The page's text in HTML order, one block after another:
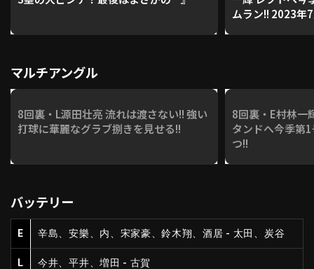
ムラン!! 2023年7月29日 東北楽天ゴール
マルチアングル
8回裏・L源田壮亮 流れは渡さない!! 強い
打球に華麗なグラブ捌きを見せる!!
8回裏・E村林一
タンドへ今季第
つ!!
バッテリー
E 辛島、安樂、内、宋家豪、鈴木翔、酒居 - 太田、炭谷
L 今井、平井、増田 - 古賀